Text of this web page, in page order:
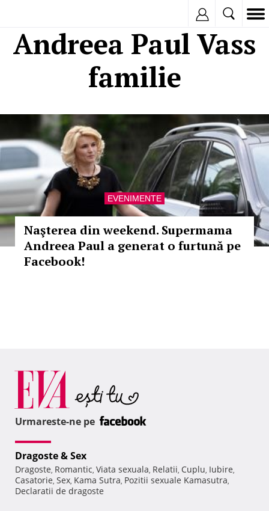
Andreea Paul Vass
familie
EVENIMENTE
Naşterea din weekend. Supermama
Andreea Paul a generat o furtună pe
Facebook!
Urmareste-ne pe
Dragoste & Sex
Dragoste, Romantic, Viata sexuala, Relatii, Cuplu, Iubire,
Casatorie, Sex, Kama Sutra, Pozitii sexuale Kamasutra,
Declaratii de dragoste